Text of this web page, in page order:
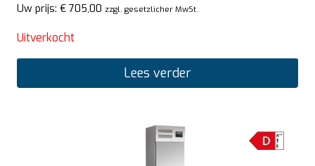
Uw prijs: € 705,00 zzgl. gesetzlicher MwSt.
Uitverkocht
Lees verder